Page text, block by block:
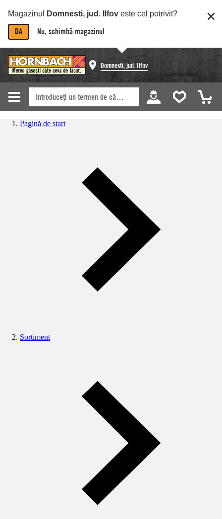
Magazinul Domnesti, jud. Ilfov este cel potrivit?
DA Nu, schimbă magazinul
Domnesti, jud. Ilfov
Pagină de start
Sortiment